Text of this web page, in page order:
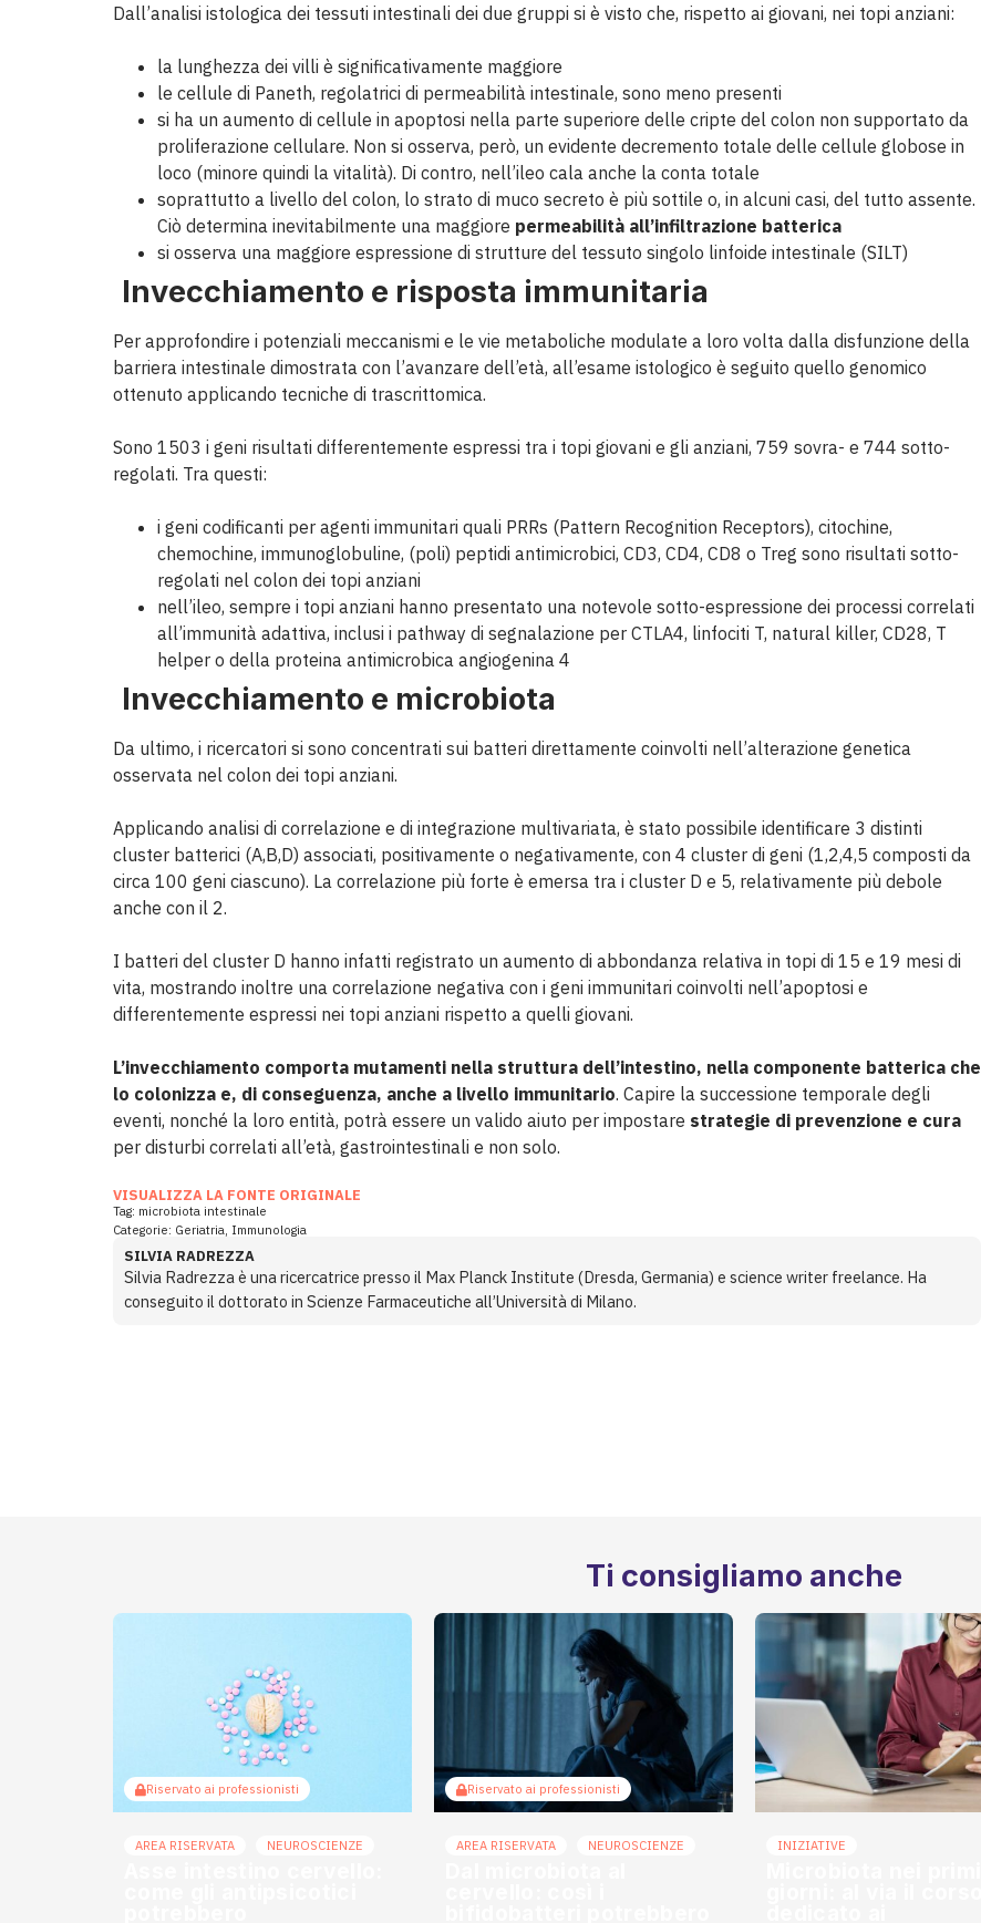
Dall’analisi istologica dei tessuti intestinali dei due gruppi si è visto che, rispetto ai giovani, nei topi anziani:
la lunghezza dei villi è significativamente maggiore
le cellule di Paneth, regolatrici di permeabilità intestinale, sono meno presenti
si ha un aumento di cellule in apoptosi nella parte superiore delle cripte del colon non supportato da
proliferazione cellulare. Non si osserva, però, un evidente decremento totale delle cellule globose in
loco (minore quindi la vitalità). Di contro, nell’ileo cala anche la conta totale
soprattutto a livello del colon, lo strato di muco secreto è più sottile o, in alcuni casi, del tutto assente.
Ciò determina inevitabilmente una maggiore permeabilità all’infiltrazione batterica
si osserva una maggiore espressione di strutture del tessuto singolo linfoide intestinale (SILT)
Invecchiamento e risposta immunitaria
Per approfondire i potenziali meccanismi e le vie metaboliche modulate a loro volta dalla disfunzione della
barriera intestinale dimostrata con l’avanzare dell’età, all’esame istologico è seguito quello genomico
ottenuto applicando tecniche di trascrittomica.
Sono 1503 i geni risultati differentemente espressi tra i topi giovani e gli anziani, 759 sovra- e 744 sotto-
regolati. Tra questi:
i geni codificanti per agenti immunitari quali PRRs (Pattern Recognition Receptors), citochine,
chemochine, immunoglobuline, (poli) peptidi antimicrobici, CD3, CD4, CD8 o Treg sono risultati sotto-
regolati nel colon dei topi anziani
nell’ileo, sempre i topi anziani hanno presentato una notevole sotto-espressione dei processi correlati
all’immunità adattiva, inclusi i pathway di segnalazione per CTLA4, linfociti T, natural killer, CD28, T
helper o della proteina antimicrobica angiogenina 4
Invecchiamento e microbiota
Da ultimo, i ricercatori si sono concentrati sui batteri direttamente coinvolti nell’alterazione genetica
osservata nel colon dei topi anziani.
Applicando analisi di correlazione e di integrazione multivariata, è stato possibile identificare 3 distinti
cluster batterici (A,B,D) associati, positivamente o negativamente, con 4 cluster di geni (1,2,4,5 composti da
circa 100 geni ciascuno). La correlazione più forte è emersa tra i cluster D e 5, relativamente più debole
anche con il 2.
I batteri del cluster D hanno infatti registrato un aumento di abbondanza relativa in topi di 15 e 19 mesi di
vita, mostrando inoltre una correlazione negativa con i geni immunitari coinvolti nell’apoptosi e
differentemente espressi nei topi anziani rispetto a quelli giovani.
L’invecchiamento comporta mutamenti nella struttura dell’intestino, nella componente batterica che
lo colonizza e, di conseguenza, anche a livello immunitario. Capire la successione temporale degli
eventi, nonché la loro entità, potrà essere un valido aiuto per impostare strategie di prevenzione e cura
per disturbi correlati all’età, gastrointestinali e non solo.
VISUALIZZA LA FONTE ORIGINALE
Tag: microbiota intestinale
Categorie: Geriatria Immunologia
SILVIA RADREZZA
Silvia Radrezza è una ricercatrice presso il Max Planck Institute (Dresda, Germania) e science writer freelance. Ha
conseguito il dottorato in Scienze Farmaceutiche all’Università di Milano.
Ti consigliamo anche
Riservato ai professionisti
AREA RISERVATA NEUROSCIENZE
Riservato ai professionisti
AREA RISERVATA NEUROSCIENZE INIZIATIVE